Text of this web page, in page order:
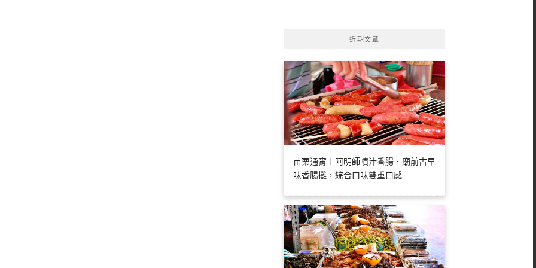
近期文章
苗栗通宵︱阿明師噴汁香腸．廟前古早
味香腸攤，綜合口味雙重口感